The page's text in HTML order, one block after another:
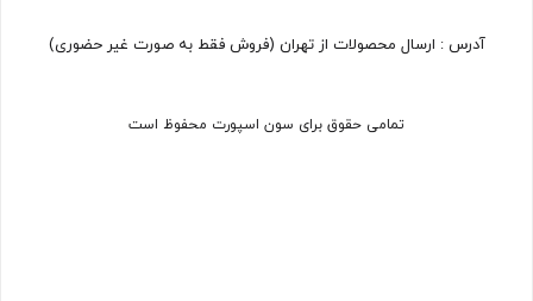
آدرس : ارسال محصولات از تهران (فروش فقط به صورت غیر حضوری)
تمامی حقوق برای سون اسپورت محفوظ است